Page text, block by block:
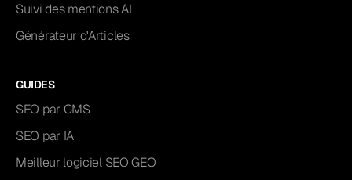
Suivi des mentions AI
Générateur d'Articles
GUIDES
SEO par CMS
SEO par IA
Meilleur logiciel SEO GEO